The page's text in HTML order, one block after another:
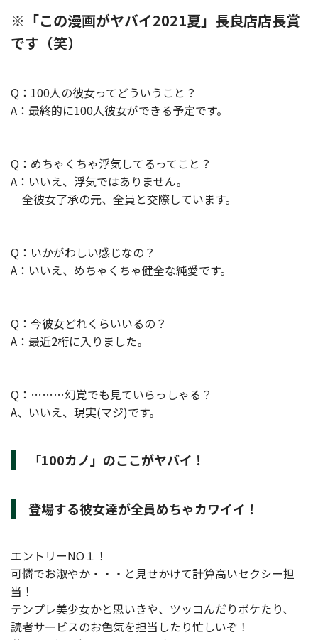
※「この漫画がヤバイ2021夏」長良店店長賞
です（笑）
Q：100人の彼女ってどういうこと？
A：最終的に100人彼女ができる予定です。
Q：めちゃくちゃ浮気してるってこと？
A：いいえ、浮気ではありません。
全彼女了承の元、全員と交際しています。
Q：いかがわしい感じなの？
A：いいえ、めちゃくちゃ健全な純愛です。
Q：今彼女どれくらいいるの？
A：最近2桁に入りました。
Q：………幻覚でも見ていらっしゃる？
A、いいえ、現実(マジ)です。
「100カノ」のここがヤバイ！
登場する彼女達が全員めちゃカワイイ！
エントリーNO１！
可憐でお淑やか・・・と見せかけて計算高いセクシー担
当！
テンプレ美少女かと思いきや、ツッコんだりボケたり、
読者サービスのお色気を担当したり忙しいぞ！